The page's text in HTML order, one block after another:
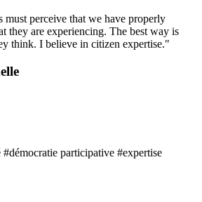
must perceive that we have properly
they are experiencing. The best way is
think. I believe in citizen expertise."
#démocratie participative #expertise